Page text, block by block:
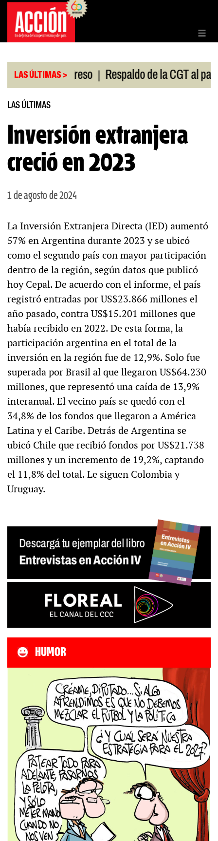
Saltar
contenido
LAS ÚLTIMAS >
en el Congreso | Respaldo de la CGT al paro
LAS ÚLTIMAS
Inversión extranjera
creció en 2023
1 de agosto de 2024
La Inversión Extranjera Directa (IED) aumentó
57% en Argentina durante 2023 y se ubicó
como el segundo país con mayor participación
dentro de la región, según datos que publicó
hoy Cepal. De acuerdo con el informe, el país
registró entradas por US$23.866 millones el
año pasado, contra US$15.201 millones que
había recibido en 2022. De esta forma, la
participación argentina en el total de la
inversión en la región fue de 12,9%. Solo fue
superada por Brasil al que llegaron US$64.230
millones, que representó una caída de 13,9%
interanual. El vecino país se quedó con el
34,8% de los fondos que llegaron a América
Latina y el Caribe. Detrás de Argentina se
ubicó Chile que recibió fondos por US$21.738
millones y un incremento de 19,2%, captando
el 11,8% del total. Le siguen Colombia y
Uruguay.
HUMOR